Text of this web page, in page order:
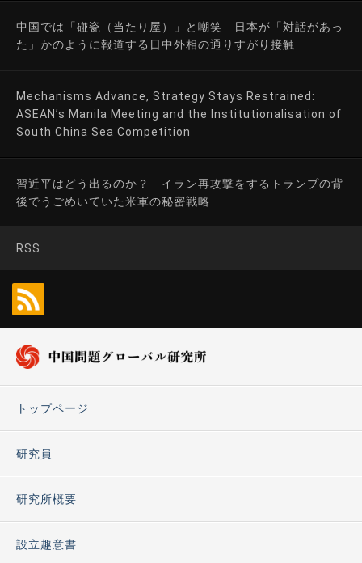
中国では「碰瓷（当たり屋）」と嘲笑 日本が「対話があっ
た」かのように報道する日中外相の通りすがり接触
Mechanisms Advance, Strategy Stays Restrained:
ASEAN’s Manila Meeting and the Institutionalisation of
South China Sea Competition
習近平はどう出るのか？ イラン再攻撃をするトランプの背
後でうごめいていた米軍の秘密戦略
RSS
トップページ
研究員
研究所概要
設立趣意書